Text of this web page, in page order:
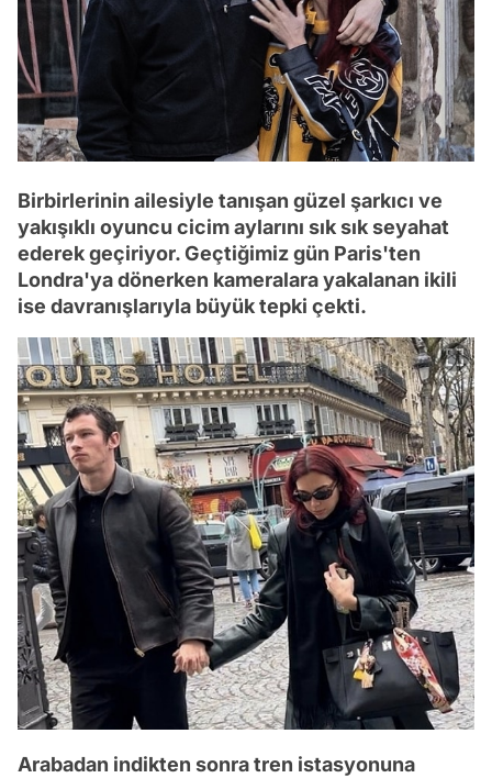
Birbirlerinin ailesiyle tanışan güzel şarkıcı ve
yakışıklı oyuncu cicim aylarını sık sık seyahat
ederek geçiriyor. Geçtiğimiz gün Paris'ten
Londra'ya dönerken kameralara yakalanan ikili
ise davranışlarıyla büyük tepki çekti.
Arabadan indikten sonra tren istasyonuna